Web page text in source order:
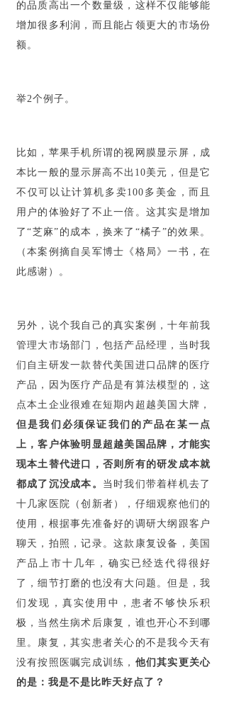
的品质高出一个数量级，这样不仅能够能
增加很多利润，而且能占领更大的市场份
额。
举2个例子。
比如，苹果手机所谓的视网膜显示屏，成
本比一般的显示屏高不出10美元，但是它
不仅可以让计算机多卖100多美金，而且
用户的体验好了不止一倍。这其实是增加
了“芝麻”的成本，换来了“橘子”的效果。
（本案例摘自吴军博士《格局》一书，在
此感谢）。
另外，说个我自己的真实案例，十年前我
管理大市场部门，包括产品经理，当时我
们自主研发一款替代美国进口品牌的医疗
产品，因为医疗产品是有算法模型的，这
点本土企业很难在短期内超越美国大牌，
但是我们必须保证我们的产品在某一点
上，客户体验明显超越美国品牌，才能实
现本土替代进口，否则所有的研发成本就
都成了沉没成本。 当时我们带着样机去了
十几家医院（创新者），仔细观察他们的
使用，根据事先准备好的调研大纲跟客户
聊天，拍照，记录。这款康复设备，美国
产品上市十几年，确实已经迭代得很好
了，细节打磨的也没有大问题。但是，我
们发现，真实使用中，患者不够快乐积
极，当然生病术后康复，谁也开心不到哪
里。康复，其实患者关心的不是我今天有
没有按照医嘱完成训练， 他们其实更关心
的是：我是不是比昨天好点了？